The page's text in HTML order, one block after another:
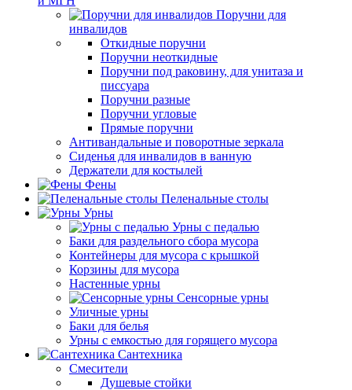
Поручни для
инвалидов
Откидные поручни
Поручни неоткидные
Поручни под раковину, для унитаза и
писсуара
Поручни разные
Поручни угловые
Прямые поручни
Антивандальные и поворотные зеркала
Сиденья для инвалидов в ванную
Держатели для костылей
Фены
Пеленальные столы
Урны
Урны с педалью
Баки для раздельного сбора мусора
Контейнеры для мусора с крышкой
Корзины для мусора
Настенные урны
Сенсорные урны
Уличные урны
Баки для белья
Урны с емкостью для горящего мусора
Сантехника
Смесители
Душевые стойки